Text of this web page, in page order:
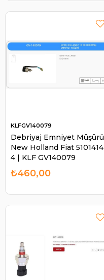
Debriyaj Emniyet Müşürü
New Holland Fiat 5101414
4 | KLF GV140079
KLFGV140079
₺460,00